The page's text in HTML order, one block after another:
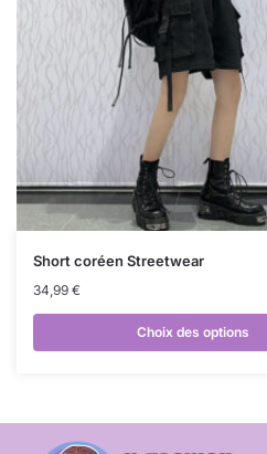
Short coréen Streetwear
34,99 €
Choix des options